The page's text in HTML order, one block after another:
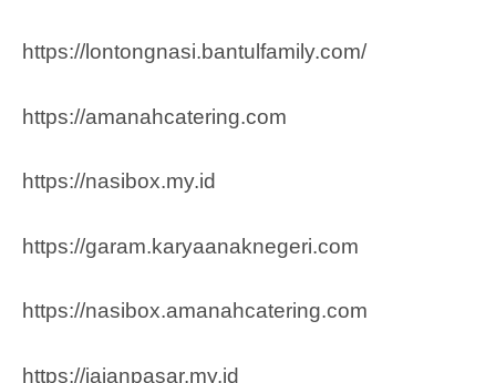
https://lontongnasi.bantulfamily.com/
https://amanahcatering.com
https://nasibox.my.id
https://garam.karyaanaknegeri.com
https://nasibox.amanahcatering.com
https://jajanpasar.my.id